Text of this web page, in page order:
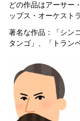
どの作品はアーサー
ップス・オーケスト
著名な作品：「シン
タンゴ」、「トラン